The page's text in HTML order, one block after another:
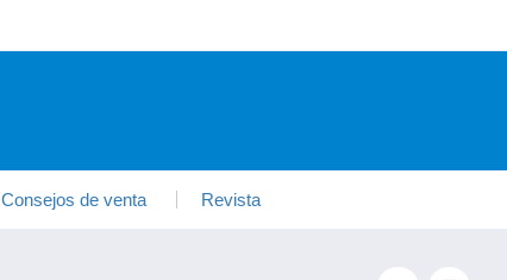
Consejos de venta Revista